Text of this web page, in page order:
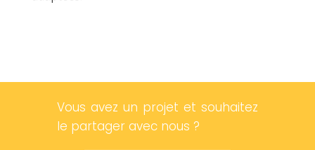
Vous avez un projet et souhaitez
le partager avec nous ?